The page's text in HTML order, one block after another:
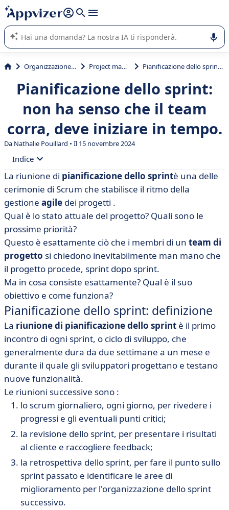
righe con
shift + enter
L'IA di Appvizer vi guida nell'utilizzo o nella scelta di un
software SaaS per la vostra azienda.
Organizzazione & planning Project management Pianificazione dello sprint: non ha senso che il team corra, deve iniziare in tempo.
Pianificazione dello sprint:
non ha senso che il team
corra, deve iniziare in tempo.
Da Nathalie Pouillard • Il 15 novembre 2024
Indice
• Pianificazione dello sprint: definizione
• Come si redige un piano di sprint?
• Ai vostri posti, pronti, sprint!
La riunione di pianificazione dello sprintè una delle
cerimonie di Scrum che stabilisce il ritmo della
gestione agile dei progetti .
Qual è lo stato attuale del progetto? Quali sono le
prossime priorità?
Questo è esattamente ciò che i membri di un team di
progetto si chiedono inevitabilmente man mano che
il progetto procede, sprint dopo sprint.
Ma in cosa consiste esattamente? Qual è il suo
obiettivo e come funziona?
Pianificazione dello sprint: definizione
La riunione di pianificazione dello sprint è il primo
incontro di ogni sprint, o ciclo di sviluppo, che
generalmente dura da due settimane a un mese e
durante il quale gli sviluppatori progettano e testano
nuove funzionalità.
Le riunioni successive sono :
lo scrum giornaliero, ogni giorno, per rivedere i
progressi e gli eventuali punti critici;
la revisione dello sprint, per presentare i risultati
al cliente e raccogliere feedback;
la retrospettiva dello sprint, per fare il punto sullo
sprint passato e identificare le aree di
miglioramento per l'organizzazione dello sprint
successivo.